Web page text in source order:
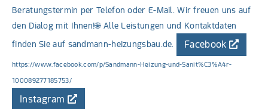
Beratungstermin per Telefon oder E-Mail. Wir freuen uns auf
den Dialog mit Ihnen!🌐 Alle Leistungen und Kontaktdaten
finden Sie auf sandmann-heizungsbau.de Facebook
https://www.facebook.com/p/Sandmann-Heizung-und-Sanit%C3%A4r-
100089277185753/
Instagram